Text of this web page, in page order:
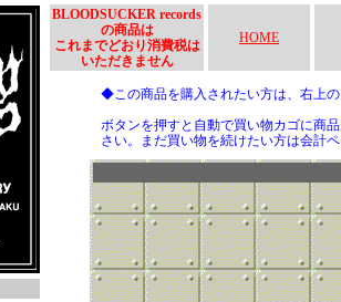
BLOODSUCKER records
の商品は
これまでどおり消費税は
いただきません
HOME
◆この商品を購入されたい方は、右上
ボタンを押すと自動で買い物カゴに商
さい。まだ買い物を続けたい方は会計